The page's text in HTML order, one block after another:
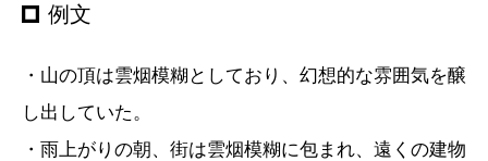
例文
・山の頂は雲烟模糊としており、幻想的な雰囲気を醸
し出していた。
・雨上がりの朝、街は雲烟模糊に包まれ、遠くの建物